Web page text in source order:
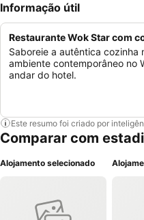
Informação útil
Restaurante Wok Star com
Saboreie a autêntica cozinha
ambiente contemporâneo no
andar do hotel.
Este resumo foi criado por
Comparar com
Alojamento selecionado